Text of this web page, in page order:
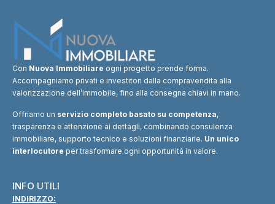
Con Nuova Immobiliare ogni progetto prende forma.
Accompagniamo privati e investitori dalla compravendita alla
valorizzazione dell’immobile, fino alla consegna chiavi in mano.
Offriamo un servizio completo basato su competenza,
trasparenza e attenzione ai dettagli, combinando consulenza
immobiliare, supporto tecnico e soluzioni finanziarie. Un unico
interlocutore per trasformare ogni opportunità in valore.
INFO UTILI
INDIRIZZO: